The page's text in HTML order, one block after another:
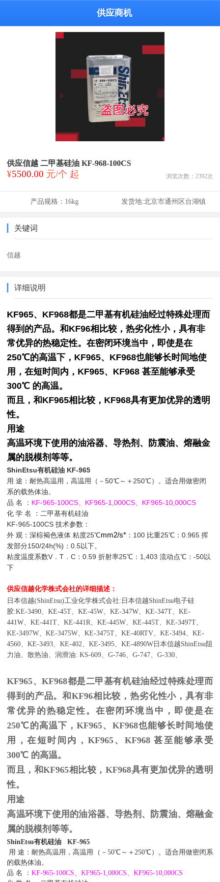
供应商机
供应信越 二甲基硅油 KF-968-100CS
¥5500.00 元/个 起 浏览次数： 2392次
产品规格： 16kg 发货地:北京市通州区台湖镇
关键词
信越
详细说明
KF965、KF968都是二甲基有机硅油经过特殊处理而
得到的产品。和KF96相比较，热劣化性小，具有非
常优异的热稳定性。在密闭环境当中，即使是在
250℃的高温下，KF965、KF968也能够长时间地使
用，在短时间内，KF965、KF968 甚至能够承受
300℃ 的高温。
而且，和KF965相比较，KF968具有更加优异的透明
性。
用途
高温环境下使用的油浴器、导热剂、防震油、熔融金
属的脱模剂等等。
ShinEtsu有机硅油 KF-965
用 途：耐热高温用，高温用（－50℃～＋ 250℃）。适合用做密闭
系的载热体油。
品 名 ： KF-965-100CS KF965-1,000CS
KF965-10,000CS
化 学 名
：二甲基有机硅油
KF-965-100CS技术参数：
外 观：深棕褐色液体 粘度25℃mm2/s* ： 100 比重25℃ ：0.965挥
发部分150/24h(%) ：0.5以下。
粘度温度系数V ．T ．C ：0.59折射率25℃ ： 1,403流动点℃ ：-50以
下
供应信越化学株式会社的详细描述：
日本信越(ShinEtsu)工业化学株式会社: 日本信越ShinEtsu电子硅
胶:KE-3490 、KE-45T 、KE-45W 、KE-347W 、KE-347T 、KE-
441W 、KE-441T 、KE-441R 、KE-445W 、KE-445T 、KE-3497T
KE-3497W 、KE-3475W 、KE-3475T 、KE-40RTV 、KE-3494 、KE-
4560 、KE-3493 、KE-402 、KE-3495 、KE-4890W日本信越ShinEtsu 阻
力油、散热油、润滑油: KS-609 、G-746 、G-747 、G-330
KF965、KF968都是二甲基有机硅油经过特殊处理而
得到的产品。和KF96相比较，热劣化性小，具有非
常优异的热稳定性。在密闭环境当中，即使是在
250℃的高温下，KF965、KF968也能够长时间地使
用，在短时间内，KF965、KF968 甚至能够承受
300℃ 的高温。
而且，和KF965相比较，KF968具有更加优异的透明
性。
用途
高温环境下使用的油浴器、导热剂、防震油、熔融金
属的脱模剂等等。
ShinEtsu有机硅油 KF-965
用 途：耐热高温用，高温用（－ 50℃～＋ 250℃）。适合用做密闭系
的载热体油。
品 名 ：KF-965-100CS 、KF965-1,000CS 、KF965-10,000CS